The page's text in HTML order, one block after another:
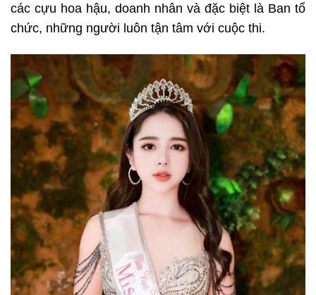
các cựu hoa hậu, doanh nhân và đặc biệt là Ban tổ
chức, những người luôn tận tâm với cuộc thi.